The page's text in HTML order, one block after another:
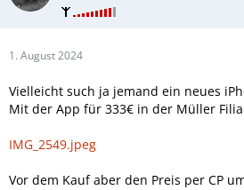
1. August 2024
Vielleicht such ja jemand ein neues
Mit der App für 333€ in der Müller
IMG_2549.jpeg
Vor dem Kauf aber den Preis per CP